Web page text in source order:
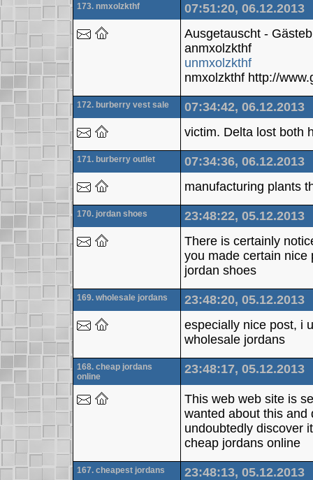
173. nmxolzkthf
07:51:20, 06.12.2013
Ausgetauscht -
anmxolzkthf
unmxolzkthf
nmxolzkthf http://
172. burberry vest sale
07:34:42, 06.12.2013
victim. Delta lost both
171. burberry outlet
07:34:36, 06.12.2013
manufacturing plants
170. jordan shoes
23:48:22, 05.12.2013
There is certainly
you made certain
jordan shoes
169. wholesale jordans
23:48:20, 05.12.2013
especially nice post, i
wholesale jordans
168. cheap jordans
online
23:48:17, 05.12.2013
This web web site is
wanted about this and
undoubtedly discover
cheap jordans online
167. cheapest jordans
23:48:13, 05.12.2013